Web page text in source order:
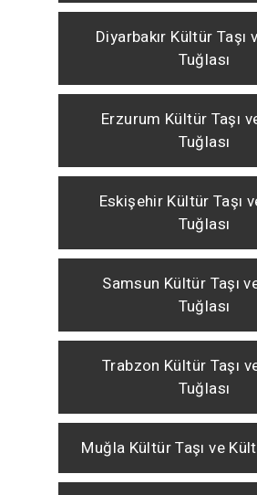
Diyarbakır Kültür Taşı
Tuğlası
Erzurum Kültür Taşı
Tuğlası
Eskişehir Kültür Taşı
Tuğlası
Samsun Kültür Taşı
Tuğlası
Trabzon Kültür Taşı
Tuğlası
Muğla Kültür Taşı ve